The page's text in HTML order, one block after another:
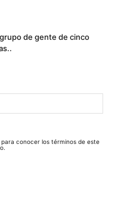
de gente de cinco
conocer los términos de este